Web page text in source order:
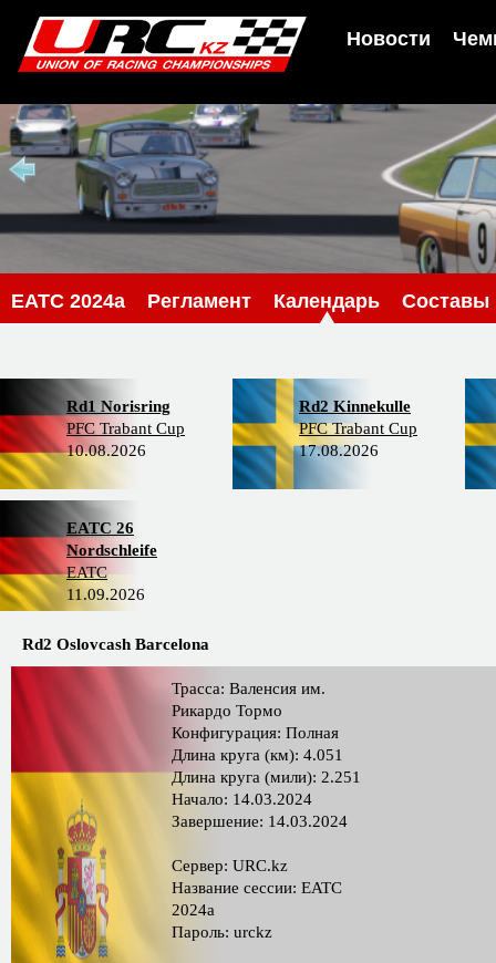
Новости
EATC 2024a Регламент Календарь Составы
Rd1 Norisring
PFC Trabant Cup
10.08.2026
Rd2 Kinnekulle
PFC Trabant Cup
17.08.2026
EATC 26
Nordschleife
EATC
11.09.2026
Rd2 Oslovcash Barcelona
Трасса: Валенсия им.
Рикардо Тормо
Конфигурация: Полная
Длина круга (км): 4.051
Длина круга (мили): 2.251
Начало: 14.03.2024
Завершение: 14.03.2024
Сервер: URC.kz
Название сессии: EATC
2024a
Пароль: urckz